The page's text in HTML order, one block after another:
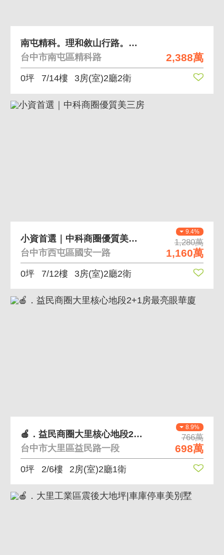
2,388萬
南屯精科。理和敘山行路。稀有三房雙平車
台中市南屯區精科路
0坪 7/14樓 3房(室)2廳2衛
9.4%
1,280萬
1,160萬
小資首選｜中科商圈優質美三房
台中市西屯區國安一路
0坪 7/12樓 3房(室)2廳2衛
8.9%
766萬
698萬
🍎．益民商圈大里核心地段2+1房最亮眼華廈
台中市大里區益民路一段
0坪 2/6樓 2房(室)2廳1衛